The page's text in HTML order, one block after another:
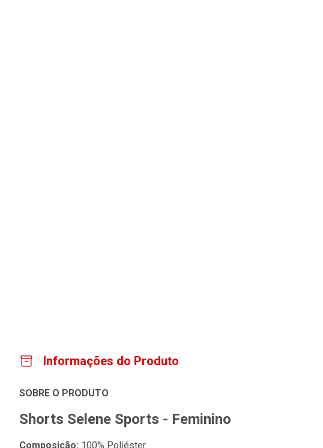
Informações do Produto
SOBRE O PRODUTO
Shorts Selene Sports - Feminino
Composição: 100% Poliéster